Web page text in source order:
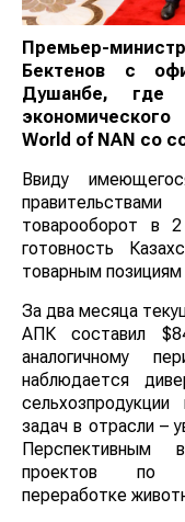
Премьер-
Бектенов с
Душанбе, где
World of NAN со
Ввиду
товарооборот в
готовность
товарным
За два месяца
АПК составил
аналогичному
наблюдается
задач в отрасли –
Перспективным
проектов по
переработке